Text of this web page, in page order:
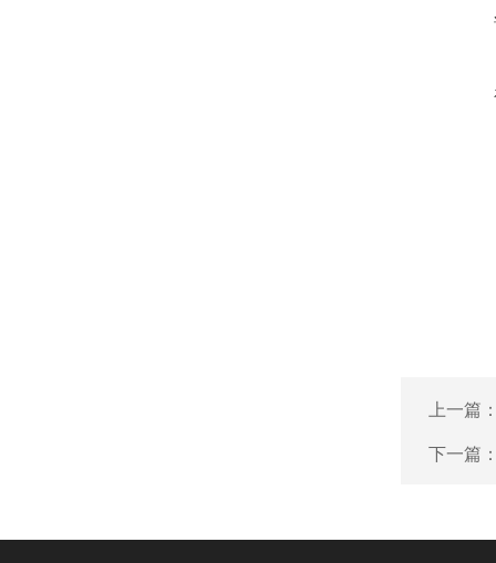
上一篇
下一篇